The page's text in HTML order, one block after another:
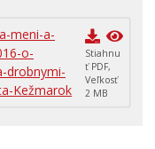
meni-a-
o-
drobnymi-
Kežmarok
Stiahnu
ť PDF,
Veľkosť
2 MB